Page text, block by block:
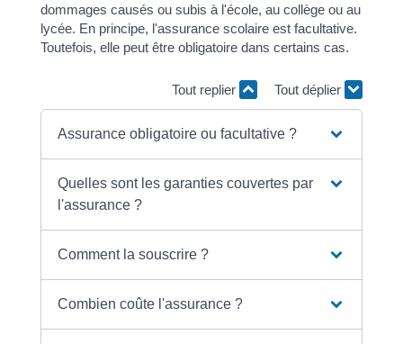
dommages causés ou subis à l'école, au collège ou au
lycée. En principe, l'assurance scolaire est facultative.
Toutefois, elle peut être obligatoire dans certains cas.
Tout replier Tout déplier
Assurance obligatoire ou facultative ?
Quelles sont les garanties couvertes par
l'assurance ?
Comment la souscrire ?
Combien coûte l'assurance ?